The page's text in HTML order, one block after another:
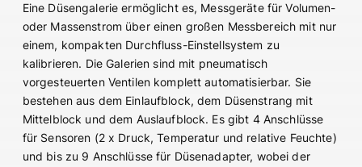
Eine Düsengalerie ermöglicht es, Messgeräte für Volumen-
oder Massenstrom über einen großen Messbereich mit nur
einem, kompakten Durchfluss-Einstellsystem zu
kalibrieren. Die Galerien sind mit pneumatisch
vorgesteuerten Ventilen komplett automatisierbar. Sie
bestehen aus dem Einlaufblock, dem Düsenstrang mit
Mittelblock und dem Auslaufblock. Es gibt 4 Anschlüsse
für Sensoren (2 x Druck, Temperatur und relative Feuchte)
und bis zu 9 Anschlüsse für Düsenadapter, wobei der